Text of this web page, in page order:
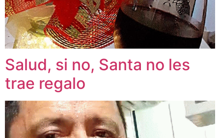
Salud, si no, Santa no les
trae regalo